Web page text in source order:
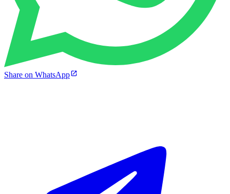
Share on WhatsApp